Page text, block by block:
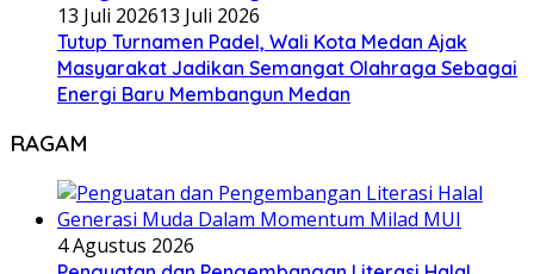
13 Juli 202613 Juli 2026
Tutup Turnamen Padel, Wali Kota Medan Ajak
Masyarakat Jadikan Semangat Olahraga Sebagai
Energi Baru Membangun Medan
RAGAM
4 Agustus 2026